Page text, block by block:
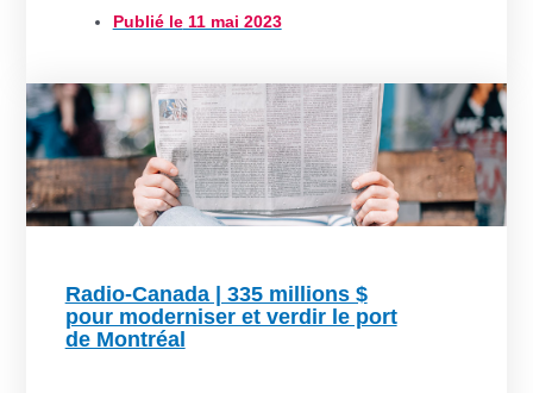
Publié le11 mai 2023
Radio-Canada | 335 millions $
pour moderniser et verdir le port
de Montréal